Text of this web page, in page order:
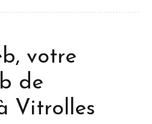
votre
de
Vitrolles